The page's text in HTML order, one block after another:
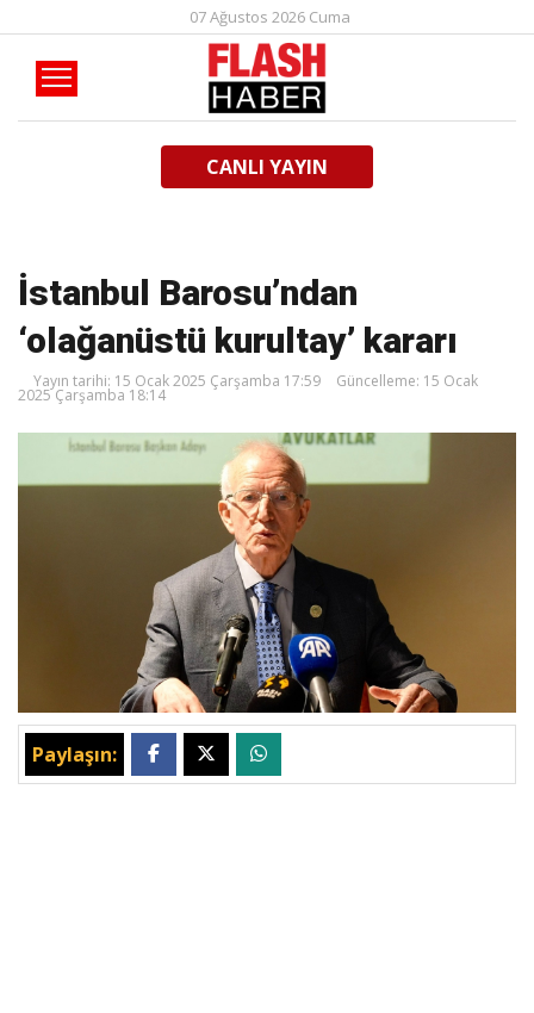
07 Ağustos 2026 Cuma
CANLI YAYIN
İstanbul Barosu’ndan
‘olağanüstü kurultay’ kararı
Yayın tarihi: 15 Ocak 2025 Çarşamba 17:59 Güncelleme: 15 Ocak
2025 Çarşamba 18:14
Paylaşın: